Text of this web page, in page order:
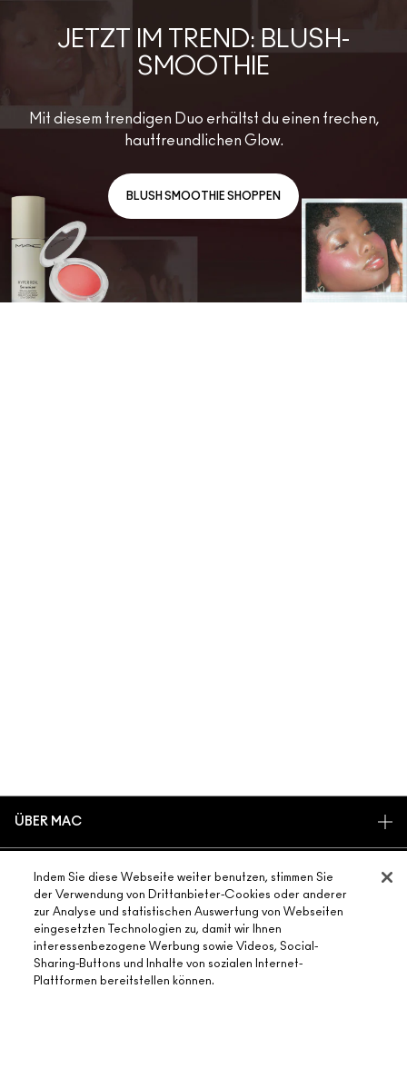
JETZT IM TREND: BLUSH-
SMOOTHIE
Mit diesem trendigen Duo erhältst du einen frechen,
hautfreundlichen Glow.
BLUSH SMOOTHIE SHOPPEN
ÜBER MAC
UNSERE STORY
UNSERE ARTISTS
MAC VIVA GLAM
NACHHALTIGE SCHÖNHEIT
KARRIERE
ONLINE-SHOPPING
MEIN KONTO
REGISTRIERE DICH FÜR DEN NEWSLETTER
ANGEBOTE
GESCHENKKARTEN
BENÖTIGST DU HILFE?
MEINE BESTELLUNG VERFOLGEN
FAQ
DEIN MAC STORE
Indem Sie diese Webseite weiter benutzen, stimmen Sie
der Verwendung von Drittanbieter-Cookies oder anderer
zur Analyse und statistischen Auswertung von Webseiten
eingesetzten Technologien zu, damit wir Ihnen
interessenbezogene Werbung sowie Videos, Social-
Sharing-Buttons und Inhalte von sozialen Internet-
Plattformen bereitstellen können.